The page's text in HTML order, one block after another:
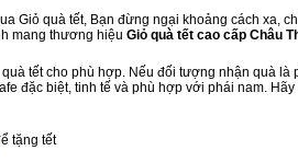
Giỏ quà tết, Bạn đừng ngại khoảng cách xa,
mang thương hiệu Giỏ quà tết cao cấp Châu
tết cho phù hợp. Nếu đối tượng nhận quà là
đặc biệt, tinh tế và phù hợp với phái nam.
tặng tết